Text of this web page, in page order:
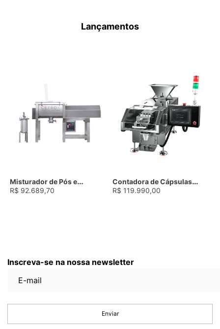
Lançamentos
Misturador de Pós e
Líquidos Ribbon Blender
R$ 92.689,70
Contadora de Cápsulas
Semiautomática de Bancada
R$ 119.990,00
Inscreva-se na nossa newsletter
Enviar